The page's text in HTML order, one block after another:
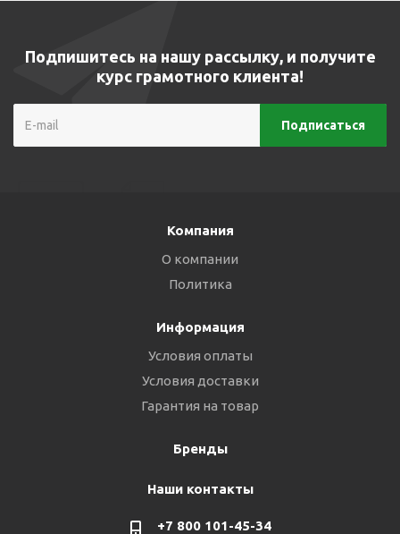
Подпишитесь на нашу рассылку, и получите
курс грамотного клиента!
Компания
О компании
Политика
Информация
Условия оплаты
Условия доставки
Гарантия на товар
Бренды
Наши контакты
+7 800 101-45-34